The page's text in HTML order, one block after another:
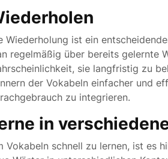
Wiederholung ist ein
regelmäßig über bereits gelernte
sie langfristig zu
der Vokabeln einfacher und
zu integrieren.
in
Vokabeln schnell zu lernen, ist es